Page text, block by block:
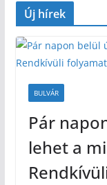
Új hírek
BULVÁR
Pár
lehet a